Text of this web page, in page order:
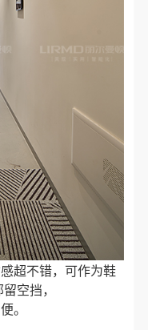
超不错，可作为鞋
空挡，
。